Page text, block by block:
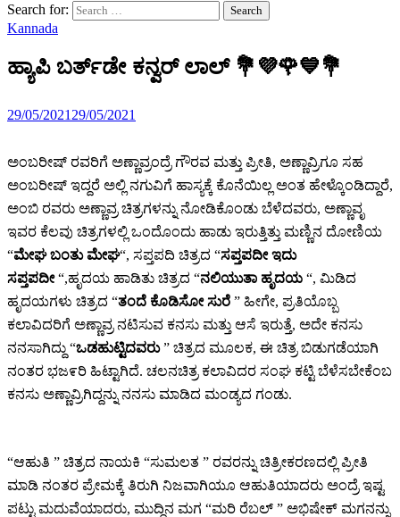
Search for:
Kannada
ಹ್ಯಾಪಿ ಬರ್ತ್‌ಡೇ ಕನ್ವರ್ ಲಾಲ್ 💐💜🌹💙💐
29/05/2021 29/05/2021
ಅಂಬರೀಷ್ ರವರಿಗೆ ಅಣ್ಣಾವ್ರಂದ್ರೆ ಗೌರವ ಮತ್ತು ಪ್ರೀತಿ, ಅಣ್ಣಾವ್ರಿಗೂ ಸಹ
ಅಂಬರೀಷ್ ಇದ್ದರೆ ಅಲ್ಲಿ ನಗುವಿಗೆ ಹಾಸ್ಯಕ್ಕೆ ಕೊನೆಯಿಲ್ಲ ಅಂತ ಹೇಳ್ಕೊಂಡಿದ್ದಾರೆ,
ಅಂಬಿ ರವರು ಅಣ್ಣಾವ್ರ ಚಿತ್ರಗಳನ್ನು ನೋಡಿಕೊಂಡು ಬೆಳೆದವರು, ಅಣ್ಣಾವೃ
ಇವರ ಕೆಲವು ಚಿತ್ರಗಳಲ್ಲಿ ಒಂದೊಂದು ಹಾಡು ಇರುತ್ತಿತ್ತು ಮಣ್ಣಿನ ದೋಣಿಯ
“ಮೇಘ ಬಂತು ಮೇಘ“, ಸಪ್ತಪದಿ ಚಿತ್ರದ “ಸಪ್ತಪದೀ ಇದು
ಸಪ್ತಪದೀ“,ಹೃದಯ ಹಾಡಿತು ಚಿತ್ರದ “ನಲಿಯುತಾ ಹೃದಯ “, ಮಿಡಿದ
ಹೃದಯಗಳು ಚಿತ್ರದ “ತಂದೆ ಕೊಡಿಸೋ ಸುರೆ ” ಹೀಗೇ, ಪ್ರತಿಯೊಬ್ಬ
ಕಲಾವಿದರಿಗೆ ಅಣ್ಣಾವ್ರ ನಟಿಸುವ ಕನಸು ಮತ್ತು ಆಸೆ ಇರುತ್ತೆ, ಅದೇ ಕನಸು
ನನಸಾಗಿದ್ದು “ಒಡಹುಟ್ಟಿದವರು” ಚಿತ್ರದ ಮೂಲಕ, ಈ ಚಿತ್ರ ಬಿಡುಗಡೆಯಾಗಿ
ನಂತರ ಭಜ೯ರಿ ಹಿಟ್ಟಾಗಿದೆ. ಚಲನಚಿತ್ರ ಕಲಾವಿದರ ಸಂಘ ಕಟ್ಟಿ ಬೆಳೆಸಬೇಕೆಂಬ
ಕನಸು ಅಣ್ಣಾವ್ರಿಗಿದ್ದನ್ನು ನನಸು ಮಾಡಿದ ಮಂಡ್ಯದ ಗಂಡು.
“ಆಹುತಿ ” ಚಿತ್ರದ ನಾಯಕಿ “ಸುಮಲತ ” ರವರನ್ನು ಚಿತ್ರೀಕರಣದಲ್ಲಿ ಪ್ರೀತಿ
ಮಾಡಿ ನಂತರ ಪ್ರೇಮಕ್ಕೆ ತಿರುಗಿ ನಿಜವಾಗಿಯೂ ಆಹುತಿಯಾದರು ಅಂದ್ರೆ ಇಷ್ಟ
ಪಟ್ಟು ಮದುವೆಯಾದರು, ಮುದ್ದಿನ ಮಗ “ಮರಿ ರೆಬಲ್ ” ಅಭಿಷೇಕ್ ಮಗನನ್ನು